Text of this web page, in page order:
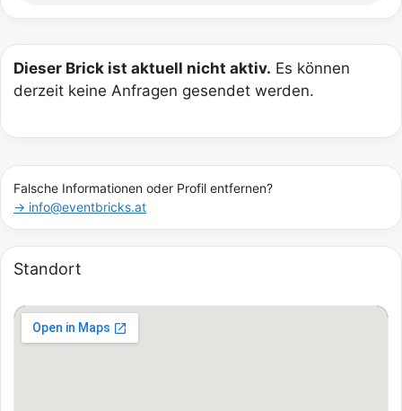
Dieser Brick ist aktuell nicht aktiv. Es können
derzeit keine Anfragen gesendet werden.
Falsche Informationen oder Profil entfernen?
→ info@eventbricks.at
Standort